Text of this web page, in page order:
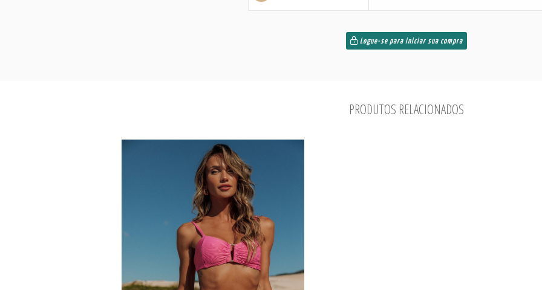
Logue-se para iniciar sua compra
PRODUTOS RELACIONADOS